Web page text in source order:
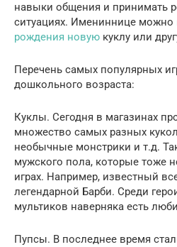
навыки общения и принимать
ситуациях. Имениннице можно
рождения новую куклу или
Перечень самых популярных
дошкольного возраста:
Куклы. Сегодня в магазинах
множество самых разных
необычные монстрики и т.д.
мужского пола, которые тоже
играх. Например, известный
легендарной Барби. Среди
мультиков наверняка есть
Пупсы. В последнее время